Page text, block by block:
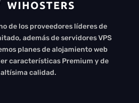
de los proveedores líderes de
además de servidores VPS
planes de alojamiento web
características Premium y de
altísima calidad.